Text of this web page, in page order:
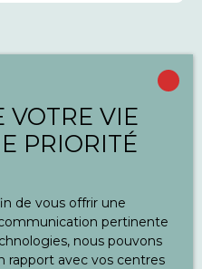
VOTRE VIE
PRIORITÉ
de vous offrir une
pertinente
nous pouvons
rapport avec vos centres